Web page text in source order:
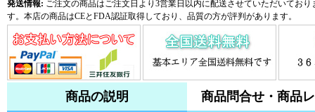
発送情報: ご注文の商品はご注文日より3営業日以内に配送させていただいてお
す。本店の商品はCEとFDA認証取得しており、品質の方が評判があります。
商品の説明 商品問合せ・商品